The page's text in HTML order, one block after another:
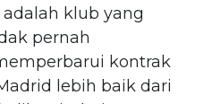
klub yang
pernah
kontrak
lebih baik dari